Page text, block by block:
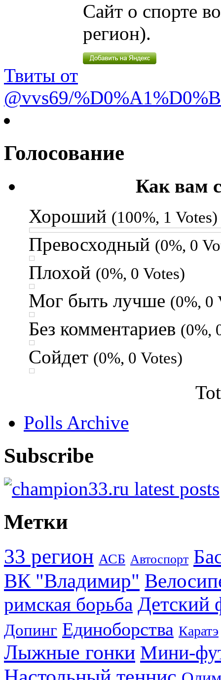
Сайт о спорте
регион).
Твиты от
@vvs69/
Голосование
Как вам
Хороший (100%, 1 Votes)
Превосходный (0%, 0
Плохой (0%, 0 Votes)
Мог быть лучше (0%, 0
Без комментариев (0%,
Сойдет (0%, 0 Votes)
Polls Archive
Subscribe
Метки
33 регион АСБ Автоспорт
ВК "Владимир"
римская борьба Детский
Допинг Единоборства Каратэ
Лыжные гонки Мини-